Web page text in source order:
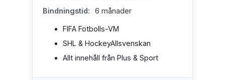
Bindningstid:
6 månader
FIFA Fotbolls-VM
SHL & HockeyAllsvenskan
Allt innehåll från Plus & Sport